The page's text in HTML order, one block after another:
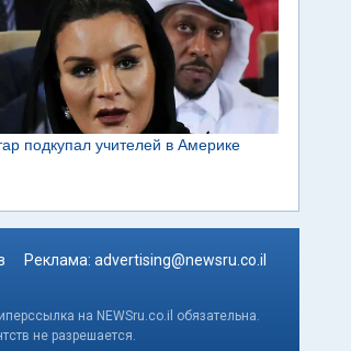
Реклама: advertising@newsru.co.il
на NEWSru.co.il обязательна.
не разрешается.